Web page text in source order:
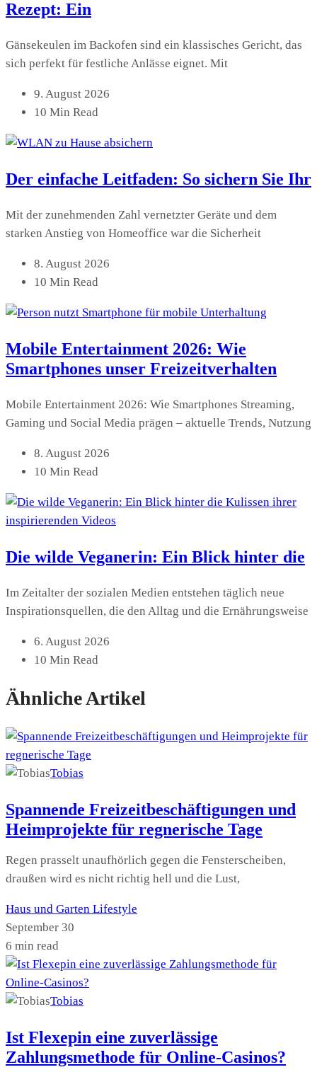
Rezept: Ein
Gänsekeulen im Backofen sind ein klassisches Gericht, das
sich perfekt für festliche Anlässe eignet. Mit
9. August 2026
10 Min Read
Der einfache Leitfaden: So sichern Sie Ihr
Mit der zunehmenden Zahl vernetzter Geräte und dem
starken Anstieg von Homeoffice war die Sicherheit
8. August 2026
10 Min Read
Mobile Entertainment 2026: Wie
Smartphones unser Freizeitverhalten
Mobile Entertainment 2026: Wie Smartphones Streaming,
Gaming und Social Media prägen – aktuelle Trends, Nutzung
8. August 2026
10 Min Read
Die wilde Veganerin: Ein Blick hinter die
Im Zeitalter der sozialen Medien entstehen täglich neue
Inspirationsquellen, die den Alltag und die Ernährungsweise
6. August 2026
10 Min Read
Ähnliche Artikel
Tobias
Spannende Freizeitbeschäftigungen und
Heimprojekte für regnerische Tage
Regen prasselt unaufhörlich gegen die Fensterscheiben,
draußen wird es nicht richtig hell und die Lust,
Haus und Garten Lifestyle
September 30
6 min read
Tobias
Ist Flexepin eine zuverlässige
Zahlungsmethode für Online-Casinos?